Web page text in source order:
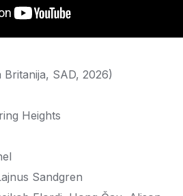
Britanija, SAD, 2026)
Heights
Sandgren